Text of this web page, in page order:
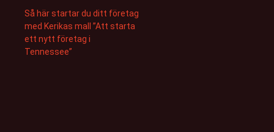
Så här startar du ditt företag
med Kerikas mall ”Att starta
ett nytt företag i
Tennessee”